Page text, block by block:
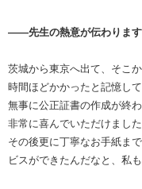
――先生の熱意が伝わります
茨城から東京へ出て、そこ
時間ほどかかったと記憶して
無事に公正証書の作成が終
非常に喜んでいただけました
その後更に丁寧なお手紙ま
ビスができたんだなと、私